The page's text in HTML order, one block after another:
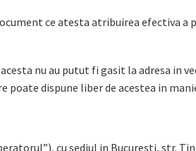
ce atesta atribuirea efectiva
nu au putut fi gasit la adresa in
dispune liber de acestea in
cu sediul in Bucuresti, str.